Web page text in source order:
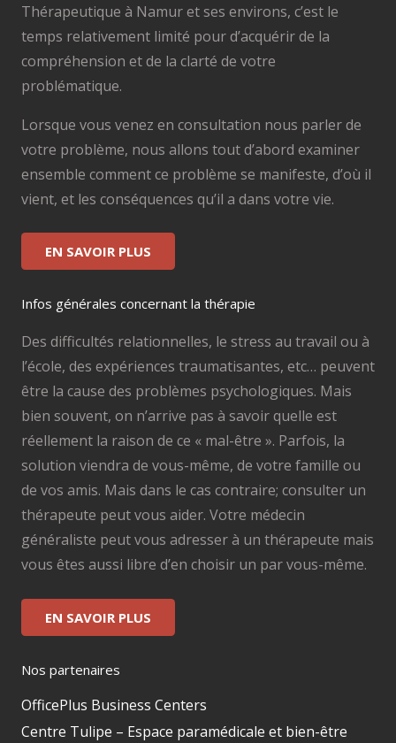
Thérapeutique à Namur et ses environs, c’est le
temps relativement limité pour d’acquérir de la
compréhension et de la clarté de votre
problématique.
Lorsque vous venez en consultation nous parler de
votre problème, nous allons tout d’abord examiner
ensemble comment ce problème se manifeste, d’où il
vient, et les conséquences qu’il a dans votre vie.
EN SAVOIR PLUS
Infos générales concernant la thérapie
Des difficultés relationnelles, le stress au travail ou à
l’école, des expériences traumatisantes, etc… peuvent
être la cause des problèmes psychologiques. Mais
bien souvent, on n’arrive pas à savoir quelle est
réellement la raison de ce « mal-être ». Parfois, la
solution viendra de vous-même, de votre famille ou
de vos amis. Mais dans le cas contraire; consulter un
thérapeute peut vous aider. Votre médecin
généraliste peut vous adresser à un thérapeute mais
vous êtes aussi libre d’en choisir un par vous-même.
EN SAVOIR PLUS
Nos partenaires
OfficePlus Business Centers
Centre Tulipe – Espace paramédicale et bien-être